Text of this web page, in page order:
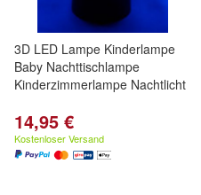
3D LED Lampe Kinderlampe
Baby Nachttischlampe
Kinderzimmerlampe Nachtlicht
14,95 €
Kostenloser Versand